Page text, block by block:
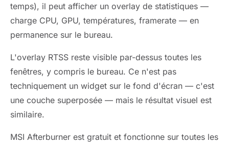
temps), il peut afficher un overlay de statistiques —
charge CPU, GPU, températures, framerate — en
permanence sur le bureau.
L'overlay RTSS reste visible par-dessus toutes les
fenêtres, y compris le bureau. Ce n'est pas
techniquement un widget sur le fond d'écran — c'est
une couche superposée — mais le résultat visuel est
similaire.
MSI Afterburner est gratuit et fonctionne sur toutes les